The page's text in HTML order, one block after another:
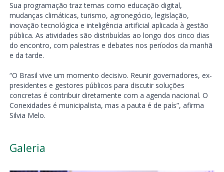
Sua programação traz temas como educação digital,
mudanças climáticas, turismo, agronegócio, legislação,
inovação tecnológica e inteligência artificial aplicada à gestão
pública. As atividades são distribuídas ao longo dos cinco dias
do encontro, com palestras e debates nos períodos da manhã
e da tarde.
“O Brasil vive um momento decisivo. Reunir governadores, ex-
presidentes e gestores públicos para discutir soluções
concretas é contribuir diretamente com a agenda nacional. O
Conexidades é municipalista, mas a pauta é de país”, afirma
Silvia Melo.
Galeria